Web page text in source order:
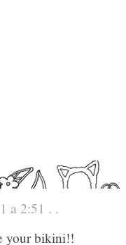
a 2:51 . .
your bikini!!